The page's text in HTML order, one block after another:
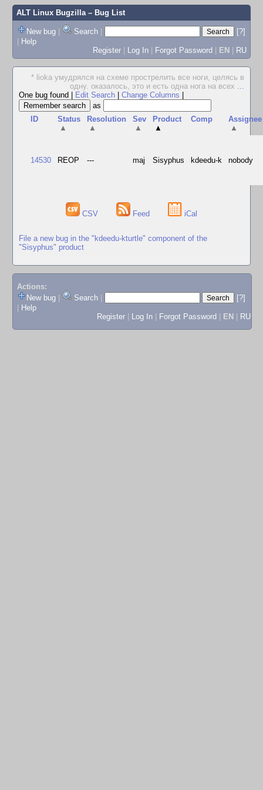
ALT Linux Bugzilla– Bug List
New bug | Search |
[?]
| Help
Register | Log In | Forgot Password | EN | RU
* lioka умудрялся на схеме прострелить все ноги, целясь в
одну. оказалось, это и есть одна нога на всех ...
One bug found
Edit Search Change Columns
as
ID
Status
▲
Resolution
▲
Sev
▲
Product
▲
Comp
Assignee
▲
14530 REOP --- maj Sisyphus kdeedu-k nobody
CSV Feed iCal
File a new bug in the "kdeedu-kturtle" component of the
"Sisyphus" product
Actions:
New bug
Search
[?]
Help
Register
Log In Forgot Password EN RU